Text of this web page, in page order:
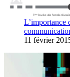
L’importance
11 février